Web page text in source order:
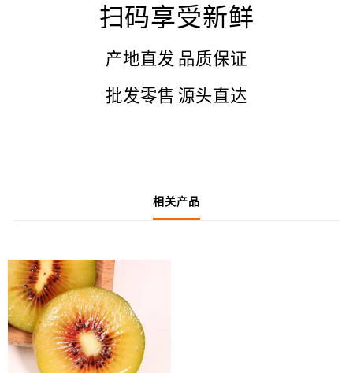
扫码享受新鲜
产地直发 品质保证
批发零售 源头直达
相关产品